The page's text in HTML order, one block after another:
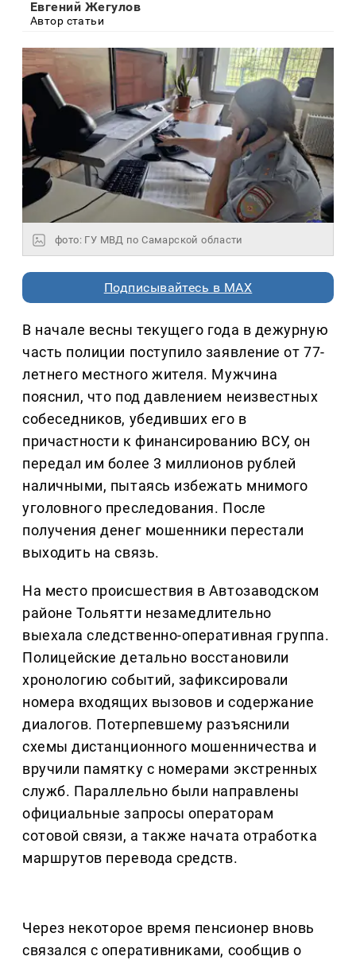
Евгений Жегулов
Автор статьи
фото: ГУ МВД по Самарской области
Подписывайтесь в MAX
В начале весны текущего года в дежурную
часть полиции поступило заявление от 77-
летнего местного жителя. Мужчина
пояснил, что под давлением неизвестных
собеседников, убедивших его в
причастности к финансированию ВСУ, он
передал им более 3 миллионов рублей
наличными, пытаясь избежать мнимого
уголовного преследования. После
получения денег мошенники перестали
выходить на связь.
На место происшествия в Автозаводском
районе Тольятти незамедлительно
выехала следственно-оперативная группа.
Полицейские детально восстановили
хронологию событий, зафиксировали
номера входящих вызовов и содержание
диалогов. Потерпевшему разъяснили
схемы дистанционного мошенничества и
вручили памятку с номерами экстренных
служб. Параллельно были направлены
официальные запросы операторам
сотовой связи, а также начата отработка
маршрутов перевода средств.
Через некоторое время пенсионер вновь
связался с оперативниками, сообщив о